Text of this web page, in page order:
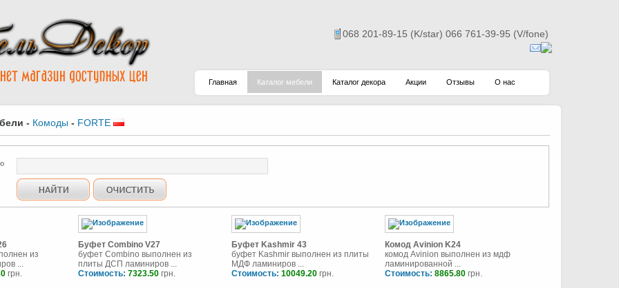
068 201-89-15 (K/star) 066 761-39-95 (V/fone)
Главная Каталог мебели Каталог декора Акции Отзывы О нас
- Комоды - FORTE
из
...
грн.
Буфет Combino V27
буфет Combino выполнен из
плиты ДСП ламиниров ...
Стоимость: 7323.50 грн.
Буфет Kashmir 43
буфет Kashmir выполнен из плиты
МДФ ламиниров ...
Стоимость: 10049.20 грн.
Комод Avinion K24
комод Avinion выполнен из мдф
ламинированной ...
Стоимость: 8865.80 грн.